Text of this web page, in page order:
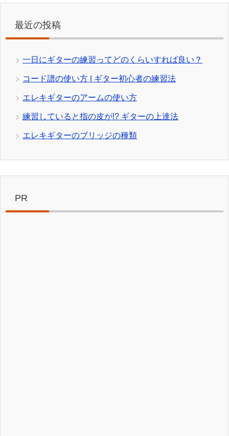
最近の投稿
一日にギターの練習ってどのくらいすれば良い？
コード譜の使い方 | ギター初心者の練習法
エレキギターのアームの使い方
練習していると指の皮が!? ギターの上達法
エレキギターのブリッジの種類
PR